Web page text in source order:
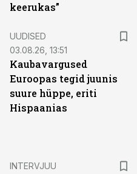
keerukas”
UUDISED
03.08.26, 13:51
Kaubavargused
Euroopas tegid juunis
suure hüppe, eriti
Hispaanias
INTERVJUU